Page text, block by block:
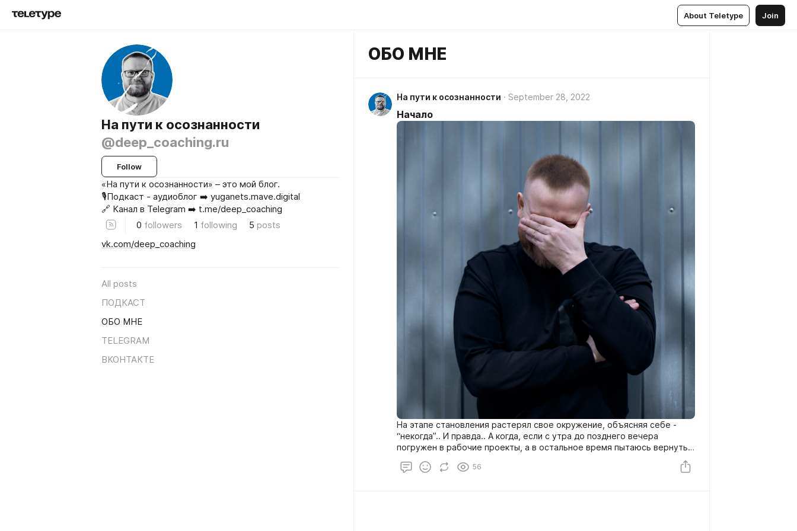
About Teletype Join
На пути к осознанности
@deep_coaching.ru
Follow
«На пути к осознанности» – это мой блог.
🎙Подкаст - аудиоблог ➡️ yuganets.mave.digital
🔗 Канал в Telegram ➡️ t.me/deep_coaching
0 followers 1 following 5 posts
vk.com/deep_coaching
All posts
ПОДКАСТ
ОБО МНЕ
TELEGRAM
ВКОНТАКТЕ
ОБО МНЕ
На пути к осознанности September 28, 2022
Начало
На этапе становления растерял свое окружение, объясняя себе -
“некогда”.. И правда.. А когда, если с утра до позднего вечера
погружен в рабочие проекты, а в остальное время пытаюсь вернуть
56